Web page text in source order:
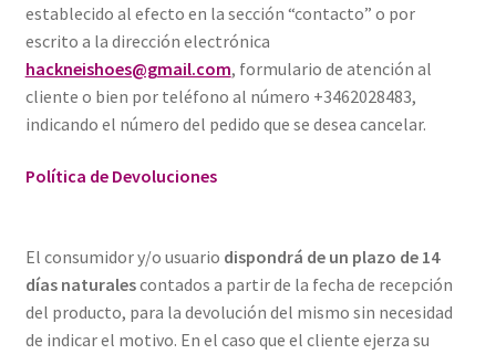
establecido al efecto en la sección “contacto” o por
escrito a la dirección electrónica
hackneishoes@gmail.com, formulario de atención al
cliente o bien por teléfono al número +3462028483,
indicando el número del pedido que se desea cancelar.
Política de Devoluciones
El consumidor y/o usuario dispondrá de un plazo de 14
días naturalescontados a partir de la fecha de recepción
del producto, para la devolución del mismo sin necesidad
de indicar el motivo. En el caso que el cliente ejerza su